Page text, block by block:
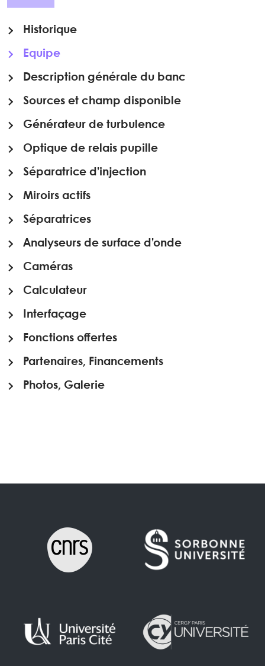
Historique
Equipe
Description générale du banc
Sources et champ disponible
Générateur de turbulence
Optique de relais pupille
Séparatrice d’injection
Miroirs actifs
Séparatrices
Analyseurs de surface d’onde
Caméras
Calculateur
Interfaçage
Fonctions offertes
Partenaires, Financements
Photos, Galerie